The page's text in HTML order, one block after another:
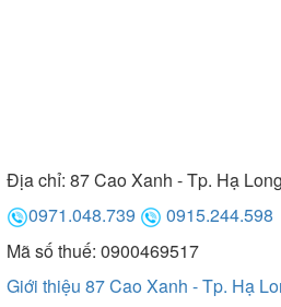
Địa chỉ: 87 Cao Xanh - Tp. Hạ
0971.048.739
0915.244.598
Mã số thuế: 0900469517
Giới thiệu 87 Cao Xanh - Tp. Hạ